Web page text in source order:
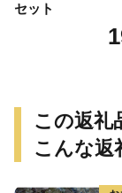
セット
この返礼
こんな返